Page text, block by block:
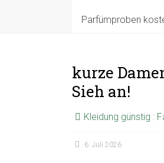
Parfümproben
kurze
Sieh an!
Kleidung günstig :
6. Juli 2026